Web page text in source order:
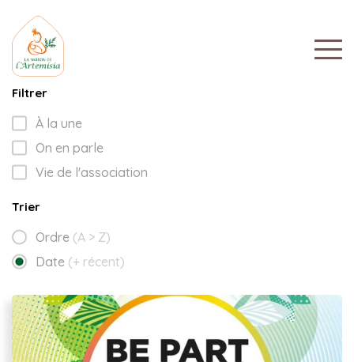
Filtrer
À la une
On en parle
Vie de l'association
Trier
Ordre (A > Z)
Date (+ récent)